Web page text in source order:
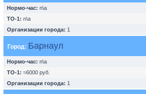
Нормо-час: n\a
ТО-1: n\a
Организации города: 1
Город: Барнаул
Нормо-час: n\a
ТО-1: ≈6000 руб.
Организации города: 1